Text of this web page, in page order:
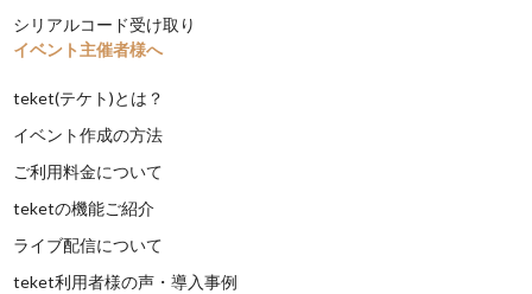
シリアルコード受け取り
イベント主催者様へ
teket(テケト)とは？
イベント作成の方法
ご利用料金について
teketの機能ご紹介
ライブ配信について
teket利用者様の声・導入事例